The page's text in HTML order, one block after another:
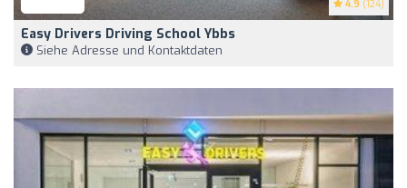
4.9 (124)
Easy Drivers Driving School Ybbs
Siehe Adresse und Kontaktdaten